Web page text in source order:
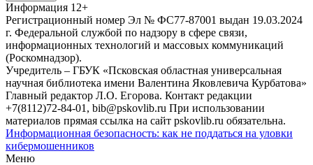
Информация 12+
Регистрационный номер Эл № ФС77-87001 выдан 19.03.2024
г. Федеральной службой по надзору в сфере связи,
информационных технологий и массовых коммуникаций
(Роскомнадзор).
Учредитель – ГБУК «Псковская областная универсальная
научная библиотека имени Валентина Яковлевича Курбатова»
Главный редактор Л.О. Егорова. Контакт редакции
+7(8112)72-84-01, bib@pskovlib.ru При использовании
материалов прямая ссылка на сайт pskovlib.ru обязательна.
Информационная безопасность: как не поддаться на уловки
кибермошенников
Меню